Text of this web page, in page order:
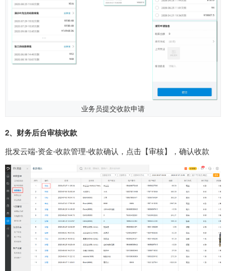
业务员提交收款申请
2、财务后台审核收款
批发云端-资金-收款管理-收款确认，点击【审核】，确认收款